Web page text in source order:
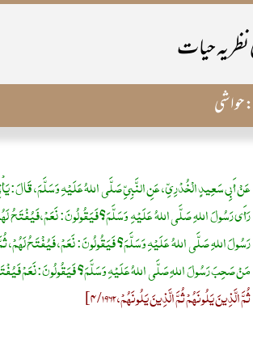
حیات
حواشی
عَنْ أَبِي سَعِيدٍ الْخُدْرِيِّ، عَنِ النَّبِيِّ صَلَّى اللهُ عَلَيْهِ وَسَلَّمَ، قَالَ:
رَأَى رَسُولَ اللهِ صَلَّى اللهُ عَلَيْهِ وَسَلَّمَ؟ فَيَقُولُونَ: نَعَمْ،
رَسُولَ اللهِ صَلَّى اللهُ عَلَيْهِ وَسَلَّمَ؟ فَيَقُولُونَ: نَعَمْ، فَيُفْتَحُ
مَنْ صَحِبَ رَسُولَ اللهِ صَلَّى اللهُ عَلَيْهِ وَسَلَّمَ؟ فَيَقُولُونَ: نَعَمْ
ثُمَّ الَّذِينَ يَلُونَهُمْ ثُمَّ الَّذِينَ يَلُونَهُمْ، 4/1962]